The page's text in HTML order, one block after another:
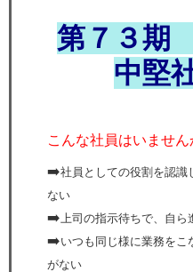
労務顧問
第７３期
中堅
こんな社員はいません
➡️社員としての役割を認識
ない
➡️上司の指示待ちで、自ら
➡️いつも同じ様に業務をこ
がない